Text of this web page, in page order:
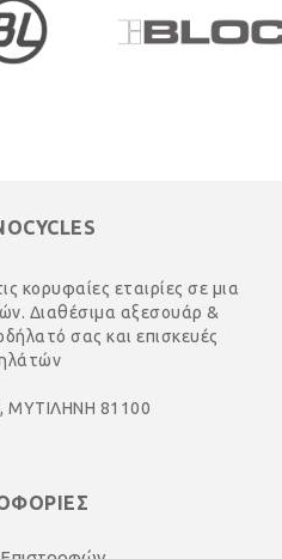
κορυφαίες εταιρίες σε μια
Διαθέσιμα αξεσουάρ &
σας και επισκευές
ΜΥΤΙΛΗΝΗ 81100